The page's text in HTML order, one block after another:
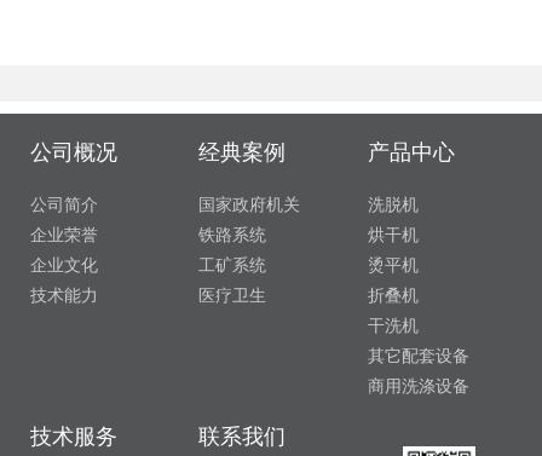
公司概况
公司简介
企业荣誉
企业文化
技术能力
经典案例
国家政府机关
铁路系统
工矿系统
医疗卫生
产品中心
洗脱机
烘干机
烫平机
折叠机
干洗机
其它配套设备
商用洗涤设备
技术服务 联系我们